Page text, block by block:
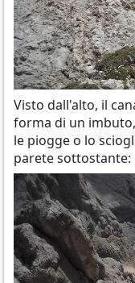
Visto dall'alto, il
forma di un
le piogge o lo
parete sottostante: